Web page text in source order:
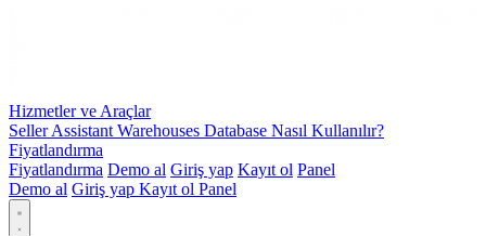
Hizmetler ve Araçlar
Seller Assistant Warehouses Database Nasıl Kullanılır?
Fiyatlandırma
Fiyatlandırma Demo al Giriş yap Kayıt ol Panel
Demo al Giriş yap Kayıt ol Panel